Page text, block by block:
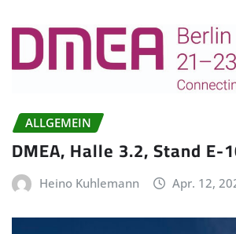
ALLGEMEIN
DMEA, Halle 3.2, Stand E-
Heino Kuhlemann Apr. 12,